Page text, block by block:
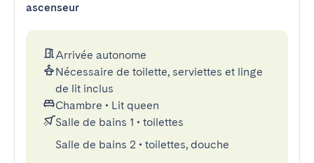
ascenseur
Arrivée autonome
Nécessaire de toilette, serviettes et linge
de lit inclus
Chambre • Lit queen
Salle de bains 1 • toilettes
Salle de bains 2 • toilettes, douche